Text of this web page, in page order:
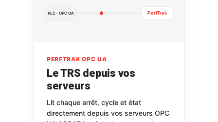
PLC · OPC UA PerfTrak
PERFTRAK OPC UA
Le TRS depuis vos
serveurs
Lit chaque arrêt, cycle et état
directement depuis vos serveurs OPC